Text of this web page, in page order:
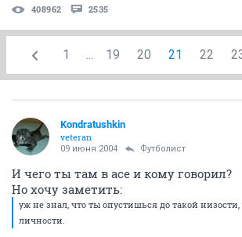
408962 2535
1 ... 19 20 21 22
Kondratushkin
veteran
09 июня 2004 Футболист
И чего ты там в асе и кому говорил?
Но хочу заметить:
уж не знал, что ты опустишься до такой
личности.